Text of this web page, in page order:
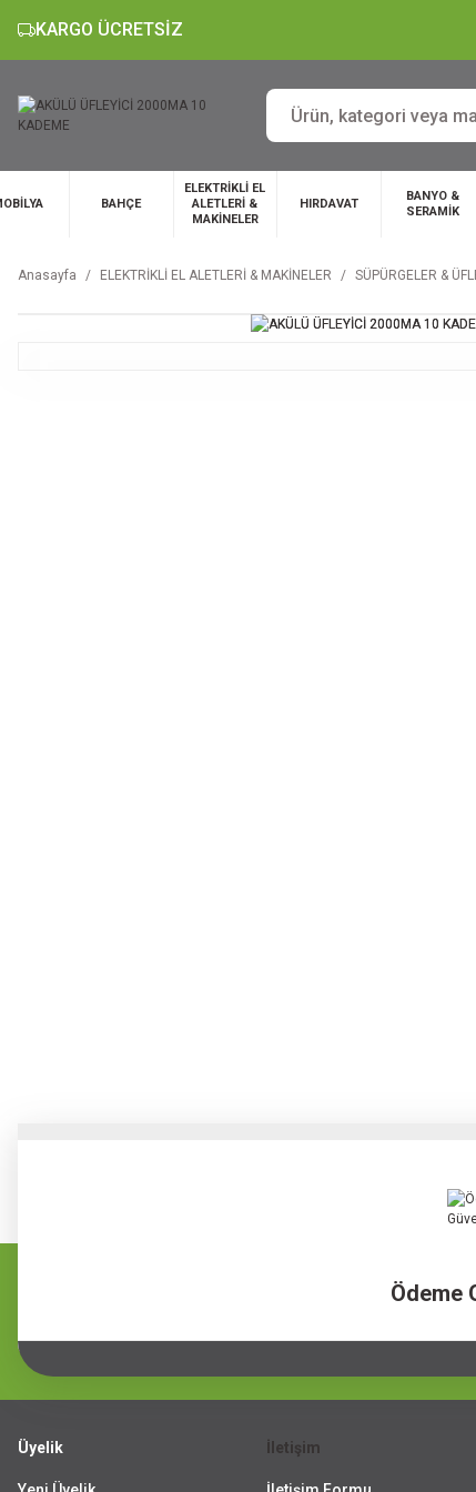
KARGO ÜCRETSİZ
BAHÇE
ELEKTRİKLİ EL
ALETLERİ &
MAKİNELER
HIRDAVAT
BANYO &
SERAMİK
Anasayfa ELEKTRİKLİ EL ALETLERİ & MAKİNELER SÜPÜRGELER &
Ödeme
Üyelik İletişim